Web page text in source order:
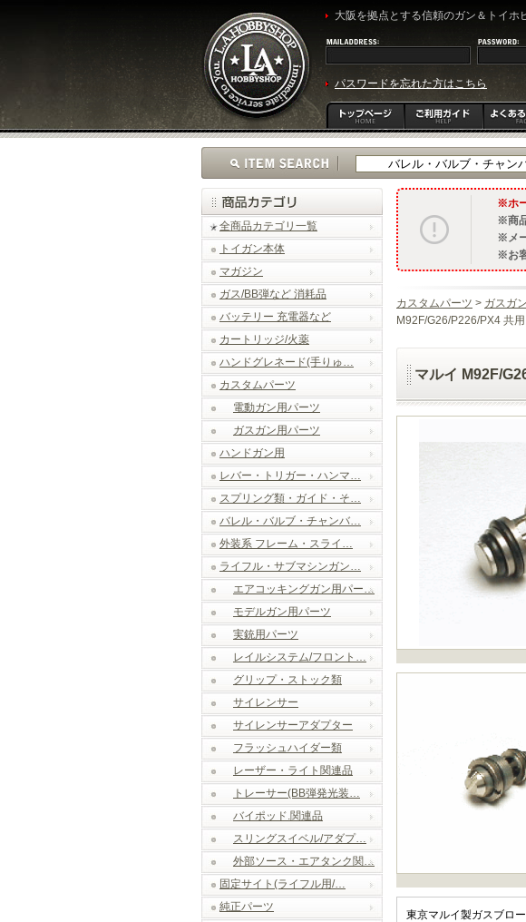
大阪を拠点とする信頼のガン＆トイホ
パスワードを忘れた方はこちら
全商品カテゴリ一覧
トイガン本体
マガジン
ガス/BB弾など 消耗品
バッテリー 充電器など
カートリッジ/火薬
ハンドグレネード(手りゅ…
カスタムパーツ
電動ガン用パーツ
ガスガン用パーツ
ハンドガン用
レバー・トリガー・ハンマ…
スプリング類・ガイド・そ…
バレル・バルブ・チャンバ…
外装系 フレーム・スライ…
ライフル・サブマシンガン…
エアコッキングガン用パー…
モデルガン用パーツ
実銃用パーツ
レイルシステム/フロント…
グリップ・ストック類
サイレンサー
サイレンサーアダプター
フラッシュハイダー類
レーザー・ライト関連品
トレーサー(BB弾発光装…
バイポッド.関連品
スリングスイベル/アダプ…
外部ソース・エアタンク関…
固定サイト(ライフル用/…
純正パーツ
ホ
商
メ
お
カスタムパーツ > ガスガ
M92F/G26/P226/PX4 共
マルイ M92F/
東京マルイ製ガスブロ